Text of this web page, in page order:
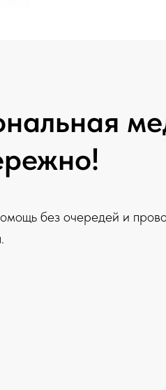
без очередей и